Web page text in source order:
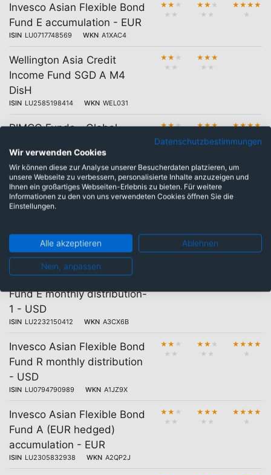
Invesco Asian Flexible Bond
Fund E accumulation - EUR
ISIN LU0717748569 WKN A1XAC4
★ ★ ★
★ ★
★ ★ ★
★ ★
★ ★ ★ ★
★
Wellington Asia Credit
Income Fund SGD A M4
DisH
ISIN LU2585198414 WKN WEL031
★ ★ ★
★ ★
★ ★ ★
★ ★
PIMCO Funds - Global
Strategic Interest Bond
Fund E Class EUR (Hedged)
Accumulation
ISIN IE00BMDQ3Y33 WKN A2QMYC
★★★
★★★
★★★★
Income Fund USD T AccU
ISIN LU3370265087 WKN WK06AS
★★
Invesco Asian Flexible Bond
Fund E monthly distribution-
1 - USD
ISIN LU2232150412 WKN A3CX6B
Invesco Asian Flexible Bond
Fund R monthly distribution
- USD
ISIN LU0794790989 WKN A1JZ9X
★ ★ ★
★ ★
★ ★ ★
★ ★
★ ★ ★ ★
★
Invesco Asian Flexible Bond
Fund A (EUR hedged)
accumulation - EUR
ISIN LU2305832938 WKN A2QP2J
★ ★ ★
★ ★
★ ★ ★
★ ★
★ ★ ★ ★
★
Datenschutzbestimmungen
Wir verwenden Cookies
Wir können diese zur Analyse unserer Besucherdaten platzieren, um
unsere Webseite zu verbessern, personalisierte Inhalte anzuzeigen und
Ihnen ein großartiges Webseiten-Erlebnis zu bieten. Für weitere
Informationen zu den von uns verwendeten Cookies öffnen Sie die
Einstellungen.
Alle akzeptieren Ablehnen
Nein, anpassen